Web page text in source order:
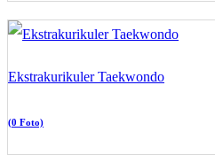
Ekstrakurikuler Taekwondo
(0 Foto)